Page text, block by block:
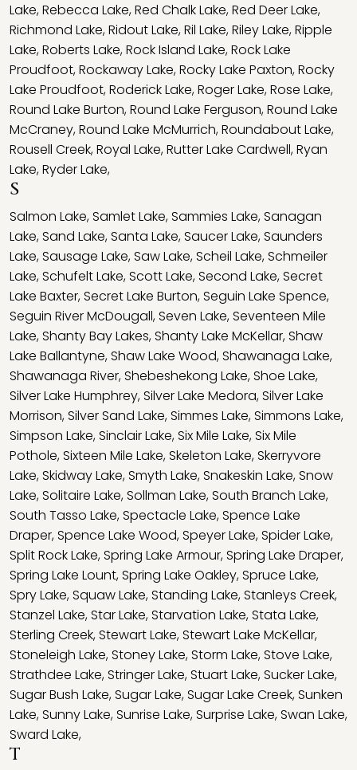
Lake,Rebecca Lake,Red Chalk Lake,Red Deer Lake,
Richmond Lake,Ridout Lake,Ril Lake,Riley Lake,Ripple
Lake,Roberts Lake,Rock Island Lake,Rock Lake
Proudfoot,Rockaway Lake,Rocky Lake Paxton,Rocky
Lake Proudfoot,Roderick Lake,Roger Lake,Rose Lake,
Round Lake Burton,Round Lake Ferguson,Round Lake
McCraney,Round Lake McMurrich,Roundabout Lake,
Rousell Creek,Royal Lake,Rutter Lake Cardwell,Ryan
Lake,Ryder Lake,
S
Salmon Lake,Samlet Lake,Sammies Lake,Sanagan
Lake,Sand Lake,Santa Lake,Saucer Lake,Saunders
Lake,Sausage Lake,Saw Lake,Scheil Lake,Schmeiler
Lake,Schufelt Lake,Scott Lake,Second Lake,Secret
Lake Baxter,Secret Lake Burton,Seguin Lake Spence,
Seguin River McDougall,Seven Lake,Seventeen Mile
Lake,Shanty Bay Lakes,Shanty Lake McKellar,Shaw
Lake Ballantyne,Shaw Lake Wood,Shawanaga Lake,
Shawanaga River,Shebeshekong Lake,Shoe Lake,
Silver Lake Humphrey,Silver Lake Medora,Silver Lake
Morrison,Silver Sand Lake,Simmes Lake,Simmons Lake,
Simpson Lake,Sinclair Lake,Six Mile Lake,Six Mile
Pothole,Sixteen Mile Lake,Skeleton Lake,Skerryvore
Lake,Skidway Lake,Smyth Lake,Snakeskin Lake,Snow
Lake,Solitaire Lake,Sollman Lake,South Branch Lake,
South Tasso Lake,Spectacle Lake,Spence Lake
Draper,Spence Lake Wood,Speyer Lake,Spider Lake,
Split Rock Lake,Spring Lake Armour,Spring Lake Draper,
Spring Lake Lount,Spring Lake Oakley,Spruce Lake,
Spry Lake,Squaw Lake,Standing Lake,Stanleys Creek,
Stanzel Lake,Star Lake,Starvation Lake,Stata Lake,
Sterling Creek,Stewart Lake,Stewart Lake McKellar,
Stoneleigh Lake,Stoney Lake,Storm Lake,Stove Lake,
Strathdee Lake,Stringer Lake,Stuart Lake,Sucker Lake,
Sugar Bush Lake,Sugar Lake,Sugar Lake Creek,Sunken
Lake,Sunny Lake,Sunrise Lake,Surprise Lake,Swan Lake,
Sward Lake,
T